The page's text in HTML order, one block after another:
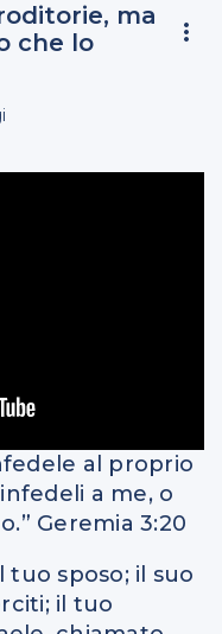
ma
che lo
al proprio
a me, o
Geremia 3:20
tuo sposo; il suo
il tuo